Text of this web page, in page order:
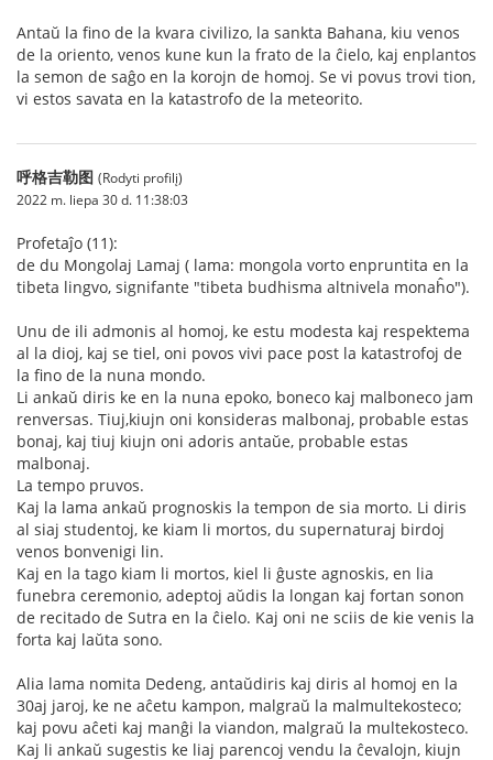
Antaŭ la fino de la kvara civilizo, la sankta Bahana, kiu venos
de la oriento, venos kune kun la frato de la ĉielo, kaj enplantos
la semon de saĝo en la korojn de homoj. Se vi povus trovi tion,
vi estos savata en la katastrofo de la meteorito.
呼格吉勒图 (Rodyti profilį)
2022 m. liepa 30 d. 11:38:03
Profetaĵo (11):
de du Mongolaj Lamaj ( lama: mongola vorto enpruntita en la
tibeta lingvo, signifante "tibeta budhisma altnivela monaĥo").
Unu de ili admonis al homoj, ke estu modesta kaj respektema
al la dioj, kaj se tiel, oni povos vivi pace post la katastrofoj de
la fino de la nuna mondo.
Li ankaŭ diris ke en la nuna epoko, boneco kaj malboneco jam
renversas. Tiuj,kiujn oni konsideras malbonaj, probable estas
bonaj, kaj tiuj kiujn oni adoris antaŭe, probable estas
malbonaj.
La tempo pruvos.
Kaj la lama ankaŭ prognoskis la tempon de sia morto. Li diris
al siaj studentoj, ke kiam li mortos, du supernaturaj birdoj
venos bonvenigi lin.
Kaj en la tago kiam li mortos, kiel li ĝuste agnoskis, en lia
funebra ceremonio, adeptoj aŭdis la longan kaj fortan sonon
de recitado de Sutra en la ĉielo. Kaj oni ne sciis de kie venis la
forta kaj laŭta sono.
Alia lama nomita Dedeng, antaŭdiris kaj diris al homoj en la
30aj jaroj, ke ne aĉetu kampon, malgraŭ la malmultekosteco;
kaj povu aĉeti kaj manĝi la viandon, malgraŭ la multekosteco.
Kaj li ankaŭ sugestis ke liaj parencoj vendu la ĉevalojn, kiujn